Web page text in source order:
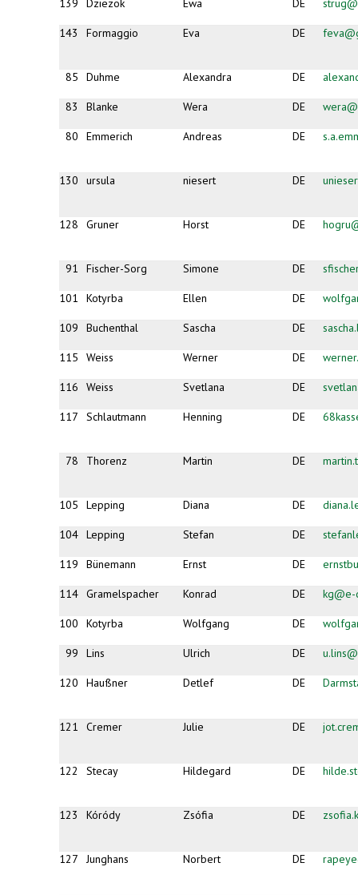
139 Dziezok Ewa DE
143 Formaggio Eva DE
85 Duhme Alexandra DE
83 Blanke Wera DE
80 Emmerich Andreas DE
130 ursula niesert DE
128 Gruner Horst DE
91 Fischer-Sorg Simone DE
101 Kotyrba Ellen DE
109 Buchenthal Sascha DE
115 Weiss Werner DE
116 Weiss Svetlana DE
117 Schlautmann Henning DE
78 Thorenz Martin DE
105 Lepping Diana DE
104 Lepping Stefan DE
119 Bünemann Ernst DE
114 Gramelspacher Konrad DE
100 Kotyrba Wolfgang DE
99 Lins Ulrich DE
120 Haußner Detlef DE
121 Cremer Julie DE
122 Stecay Hildegard DE
123 Kóródy Zsófia DE
127 Junghans Norbert DE